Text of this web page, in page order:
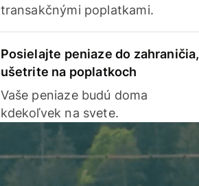
transakčnými poplatkami.
Posielajte peniaze do zahraničia,
ušetrite na poplatkoch
Vaše peniaze budú doma
kdekoľvek na svete.